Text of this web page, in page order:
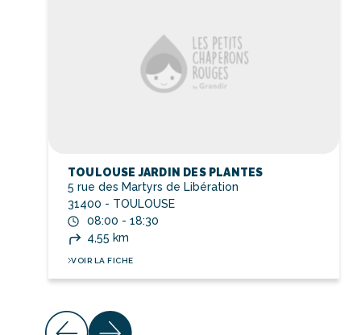
TOULOUSE JARDIN DES PLANTES
5 rue des Martyrs de Libération
31400 - TOULOUSE
08:00 - 18:30
4,55 km
VOIR LA FICHE